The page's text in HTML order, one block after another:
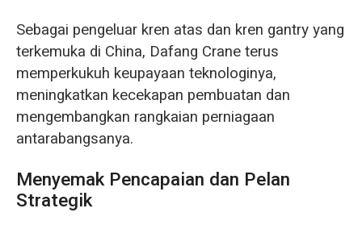
Sebagai pengeluar kren atas dan kren gantry yang
terkemuka di China, Dafang Crane terus
memperkukuh keupayaan teknologinya,
meningkatkan kecekapan pembuatan dan
mengembangkan rangkaian perniagaan
antarabangsanya.
Menyemak Pencapaian dan Pelan
Strategik